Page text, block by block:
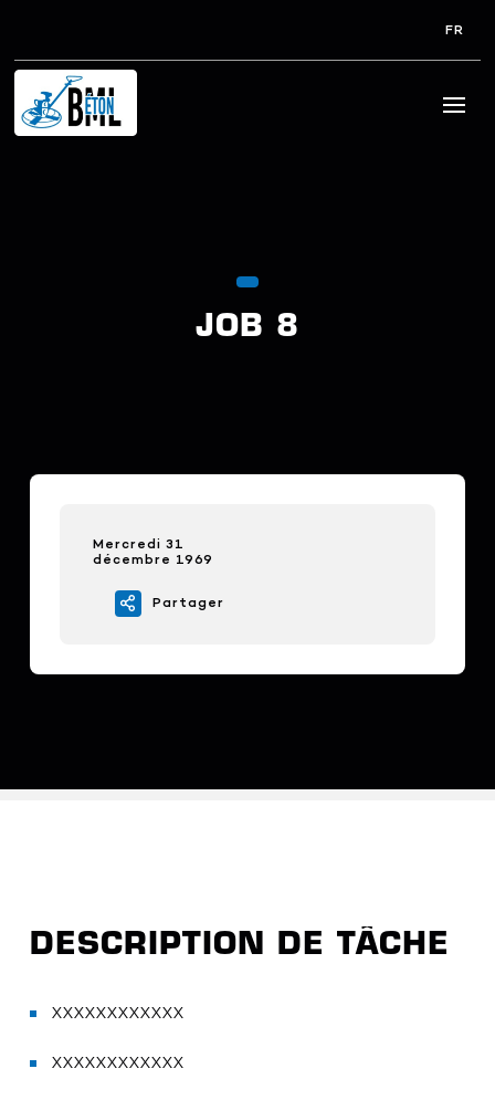
FR
JOB 8
Mercredi 31
décembre 1969
Partager
DESCRIPTION DE TÂCHE
XXXXXXXXXXXX
XXXXXXXXXXXX